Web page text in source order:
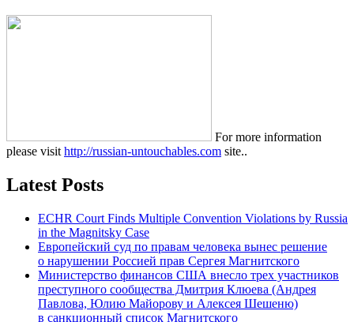
For more information
please visit http://russian-untouchables.com site..
Latest Posts
ECHR Court Finds Multiple Convention Violations by Russia
in the Magnitsky Case
Европейский суд по правам человека вынес решение
о нарушении Россией прав Сергея Магнитского
Министерство финансов США внесло трех участников
преступного сообщества Дмитрия Клюева (Андрея
Павлова, Юлию Майорову и Алексея Шешеню)
в санкционный список Магнитского